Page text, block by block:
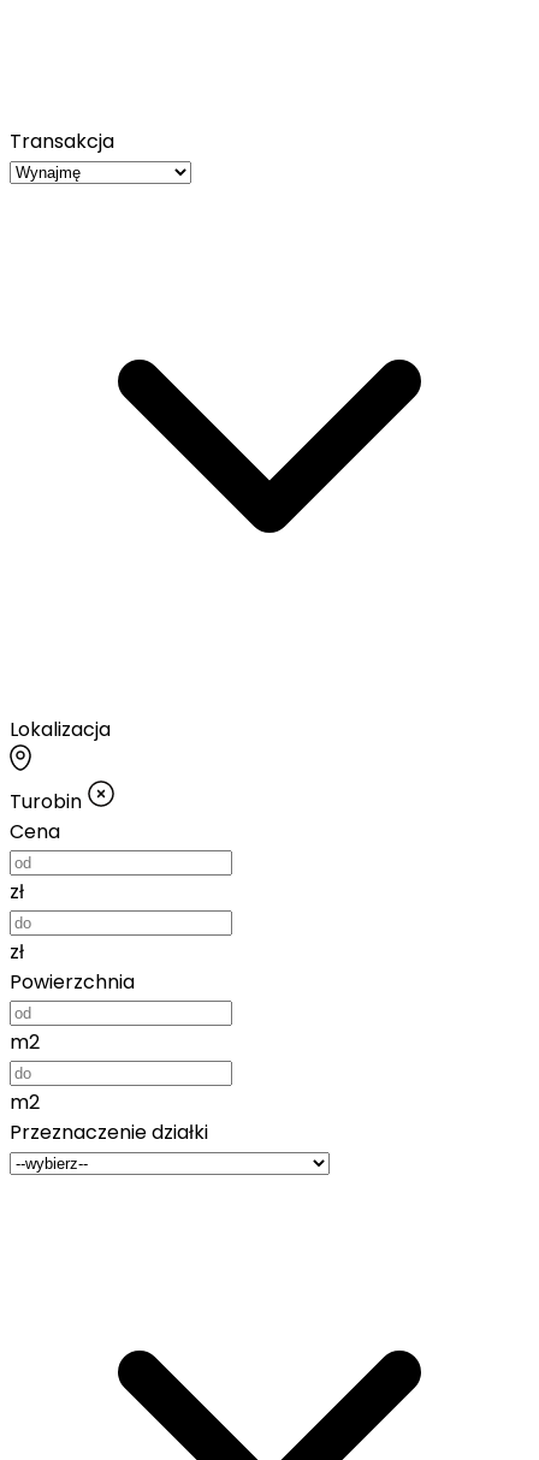
Transakcja
Lokalizacja
Turobin
Cena
zł
zł
Powierzchnia
m2
m2
Przeznaczenie działki